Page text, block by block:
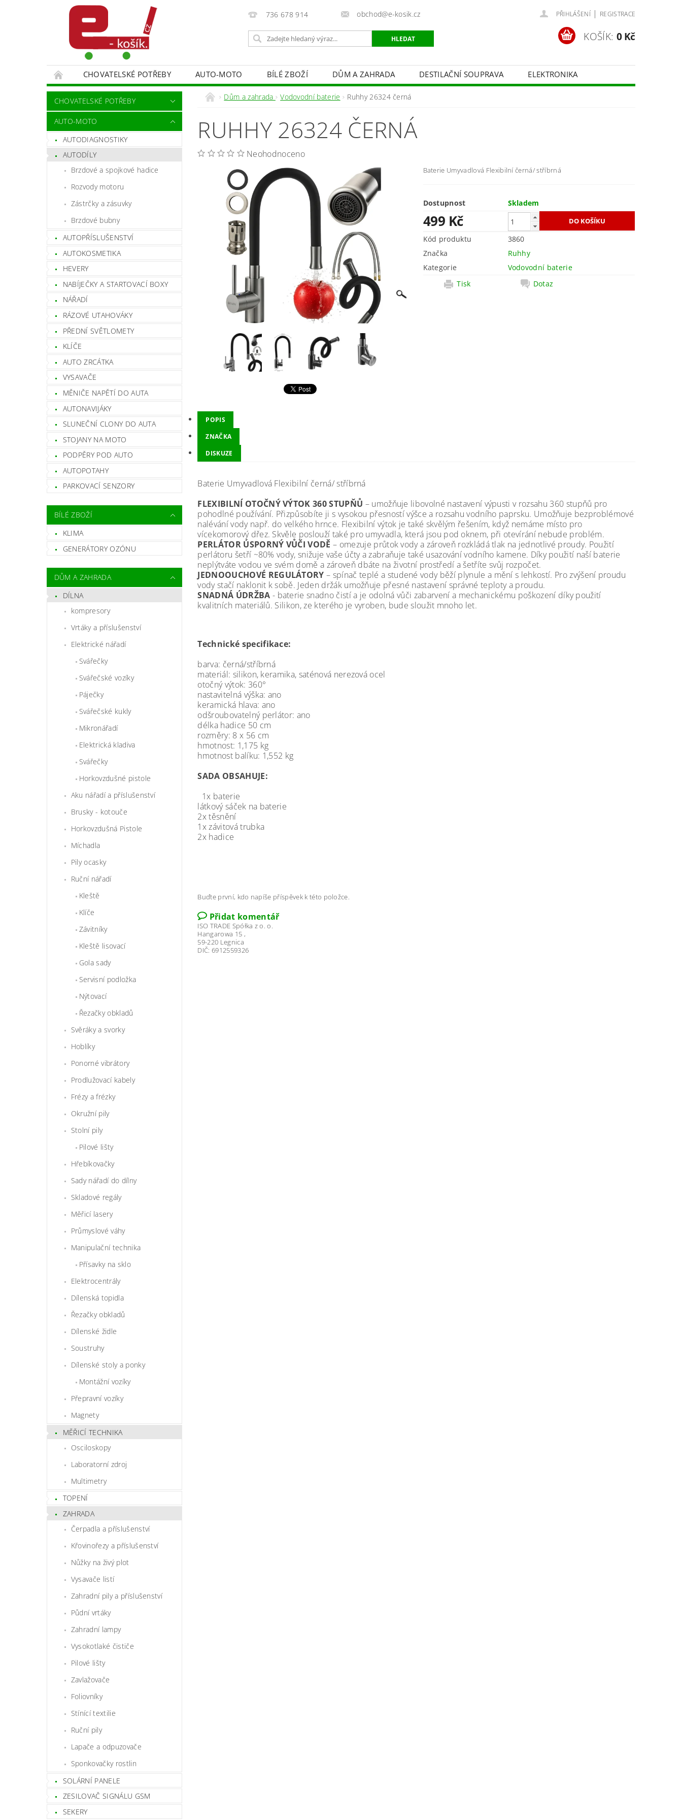
736 678 914 obchod@e-kosik.cz PŘIHLÁŠENÍ | REGISTRACE
KOŠÍK: 0 Kč
CHOVATELSKÉ POTŘEBY AUTO-MOTO BÍLÉ ZBOŽÍ DŮM A ZAHRADA DESTILAČNÍ SOUPRAVA
ELEKTRONIKA
MALÍŘSKÉ NÁŘADÍ DOPLŇKY
MONITOROVACÍ TECHNIKA A ALARMY OSVĚTLENÍ
SPORT A TURISTIKA
DĚTSKÉ ZBOŽÍ
CHOVATELSKÉ POTŘEBY
AUTO-MOTO
AUTODIAGNOSTIKY
AUTODÍLY
Brzdové a spojkové hadice
Rozvody motoru
Zástrčky a zásuvky
Brzdové bubny
AUTOPŘÍSLUŠENSTVÍ
AUTOKOSMETIKA
HEVERY
NABÍJEČKY A STARTOVACÍ BOXY
NÁŘADÍ
RÁZOVÉ UTAHOVÁKY
PŘEDNÍ SVĚTLOMETY
KLÍČE
AUTO ZRCÁTKA
VYSAVAČE
MĚNIČE NAPĚTÍ DO AUTA
AUTONAVIJÁKY
SLUNEČNÍ CLONY DO AUTA
STOJANY NA MOTO
PODPĚRY POD AUTO
AUTOPOTAHY
PARKOVACÍ SENZORY
BÍLÉ ZBOŽÍ
KLIMA
GENERÁTORY OZÓNU
DŮM A ZAHRADA
DÍLNA
kompresory
Vrtáky a příslušenství
Elektrické nářadí
Svářečky
Svářečské vozíky
Páječky
Svářečské kukly
Mikronářadí
Elektrická kladiva
Svářečky
Horkovzdušné pistole
Aku nářadí a příslušenství
Brusky - kotouče
Horkovzdušná Pistole
Míchadla
Pily ocasky
Ruční nářadí
Kleště
Klíče
Závitníky
Kleště lisovací
Gola sady
Servisní podložka
Nýtovací
Řezačky obkladů
Svěráky a svorky
Hoblíky
Ponorné vibrátory
Prodlužovací kabely
Frézy a frézky
Okružní pily
Stolní pily
Pilové lišty
Hřebíkovačky
Sady nářadí do dílny
Skladové regály
Měřicí lasery
Průmyslové váhy
Manipulační technika
Přísavky na sklo
Elektrocentrály
Dílenská topidla
Řezačky obkladů
Dílenské židle
Soustruhy
Dílenské stoly a ponky
Montážní vozíky
Přepravní vozíky
Magnety
MĚŘICÍ TECHNIKA
Osciloskopy
Laboratorní zdroj
Multimetry
TOPENÍ
ZAHRADA
Čerpadla a příslušenství
Křovinořezy a příslušenství
Nůžky na živý plot
Vysavače listí
Zahradní pily a příslušenství
Půdní vrtáky
Zahradní lampy
Vysokotlaké čističe
Pilové lišty
Zavlažovače
Foliovníky
Stínící textilie
Ruční pily
Lapače a odpuzovače
Sponkovačky rostlin
SOLÁRNÍ PANELE
ZESILOVAČ SIGNÁLU GSM
SEKERY
Dům a zahrada Vodovodní baterie Ruhhy 26324 černá
RUHHY 26324 ČERNÁ
Neohodnoceno
Baterie Umyvadlová Flexibilní černá/ stříbrná
Dostupnost Skladem
499 Kč
Kód produktu
3860
Značka
Ruhhy
Kategorie
Vodovodní baterie
Tisk
Dotaz
POPIS
ZNAČKA
DISKUZE
Baterie Umyvadlová Flexibilní černá/ stříbrná
FLEXIBILNÍ OTOČNÝ VÝTOK 360 STUPŇŮ – umožňuje libovolné nastavení výpusti v rozsahu 360 stupňů pro
pohodlné používání. Přizpůsobíte ji s vysokou přesností výšce a rozsahu vodního paprsku. Umožňuje bezproblémové
nalévání vody např. do velkého hrnce. Flexibilní výtok je také skvělým řešením, když nemáme místo pro
vícekomorový dřez. Skvěle poslouží také pro umyvadla, která jsou pod oknem, při otevírání nebude problém.
PERLÁTOR ÚSPORNÝ VŮČI VODĚ – omezuje průtok vody a zároveň rozkládá tlak na jednotlivé proudy. Použití
perlátoru šetří ~80% vody, snižuje vaše účty a zabraňuje také usazování vodního kamene. Díky použití naší baterie
neplýtváte vodou ve svém domě a zároveň dbáte na životní prostředí a šetříte svůj rozpočet.
JEDNOOUCHOVÉ REGULÁTORY – spínač teplé a studené vody běží plynule a mění s lehkostí. Pro zvýšení proudu
vody stačí naklonit k sobě. Jeden držák umožňuje přesné nastavení správné teploty a proudu.
SNADNÁ ÚDRŽBA - baterie snadno čistí a je odolná vůči zabarvení a mechanickému poškození díky použití
kvalitních materiálů. Silikon, ze kterého je vyroben, bude sloužit mnoho let.
Technické specifikace:
barva: černá/stříbrná
materiál: silikon, keramika, saténová nerezová ocel
otočný výtok: 360°
nastavitelná výška: ano
keramická hlava: ano
odšroubovatelný perlátor: ano
délka hadice 50 cm
rozměry: 8 x 56 cm
hmotnost: 1,175 kg
hmotnost balíku: 1,552 kg
SADA OBSAHUJE:
1x baterie
látkový sáček na baterie
2x těsnění
1x závitová trubka
2x hadice
Buďte první, kdo napíše příspěvek k této položce.
Přidat komentář
ISO TRADE Spółka z o. o.
Hangarowa 15 ,
59-220 Legnica
DIČ: 6912559326